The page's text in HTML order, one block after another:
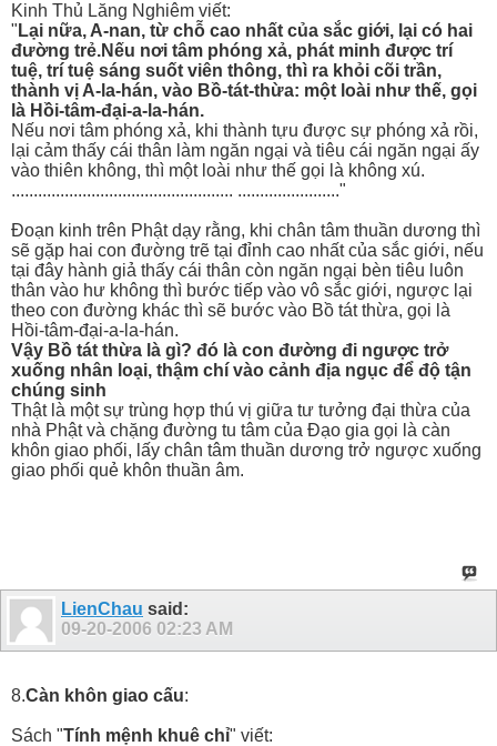
Kinh Thủ Lăng Nghiêm viết:
" Lại nữa, A-nan, từ chỗ cao nhất của sắc giới, lại có hai
đường trẻ.Nếu nơi tâm phóng xả, phát minh được trí
tuệ, trí tuệ sáng suốt viên thông, thì ra khỏi cõi trần,
thành vị A-la-hán, vào Bồ-tát-thừa: một loài như thế, gọi
là Hồi-tâm-đại-a-la-hán.
Nếu nơi tâm phóng xả, khi thành tựu được sự phóng xả rồi,
lại cảm thấy cái thân làm ngăn ngại và tiêu cái ngăn ngại ấy
vào thiên không, thì một loài như thế gọi là không xú.
.................................................. ......................."
Đoạn kinh trên Phật dạy rằng, khi chân tâm thuần dương thì
sẽ gặp hai con đường trẽ tại đỉnh cao nhất của sắc giới, nếu
tại đây hành giả thấy cái thân còn ngăn ngại bèn tiêu luôn
thân vào hư không thì bước tiếp vào vô sắc giới, ngược lại
theo con đường khác thì sẽ bước vào Bồ tát thừa, gọi là
Hồi-tâm-đại-a-la-hán.
Vậy Bồ tát thừa là gì? đó là con đường đi ngược trở
xuống nhân loại, thậm chí vào cảnh địa ngục để độ tận
chúng sinh
Thật là một sự trùng hợp thú vị giữa tư tưởng đại thừa của
nhà Phật và chặng đường tu tâm của Đạo gia gọi là càn
khôn giao phối, lấy chân tâm thuần dương trở ngược xuống
giao phối quẻ khôn thuần âm.
LienChau said:
09-20-2006 02:23 AM
8.Càn khôn giao cấu:
Sách "Tính mệnh khuê chỉ" viết: